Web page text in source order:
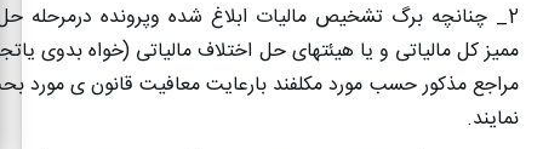
2_ چنانچه برگ تشخیص مالیات ابلاغ شده وپرونده درمرحله
ممیز کل مالیاتی و یا هیئتهای حل اختلاف مالیاتی (خواه بدوی
مراجع مذکور حسب مورد مکلفند بارعایت معافیت قانون ی مورد
نمایند.